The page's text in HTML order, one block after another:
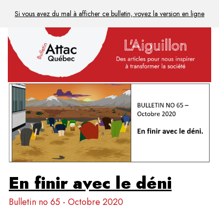
Si vous avez du mal à afficher ce bulletin, voyez la version en ligne
En finir avec le déni
Bulletin no 65 - Octobre 2020